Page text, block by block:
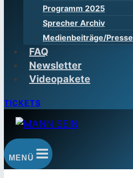
Programm 2025
Sprecher Archiv
Medienbeiträge/Presse
FAQ
Newsletter
Videopakete
TICKETS
MENÜ